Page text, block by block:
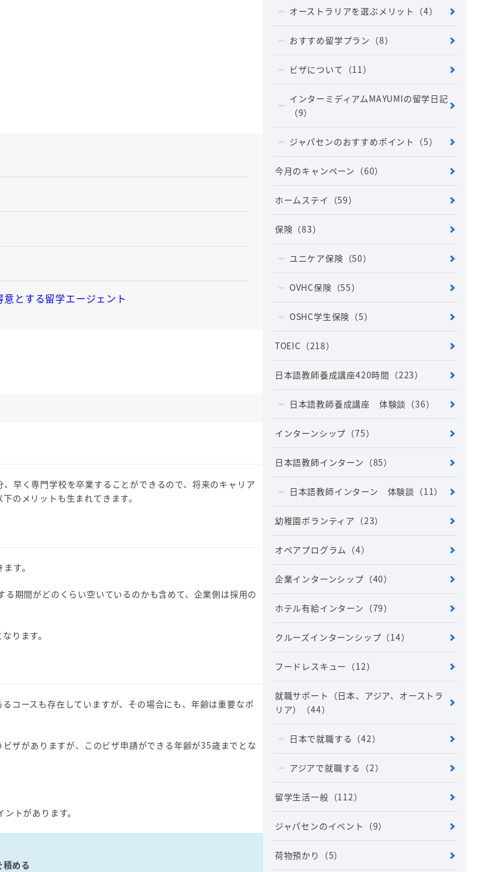
とする留学エージェント
早く専門学校を卒業することができるので、将来のキャリア
のメリットも生まれてきます。
す。
期間がどのくらい空いているのかも含めて、企業側は採用の
ります。
コースも存在していますが、その場合にも、年齢は重要なポ
ビザがありますが、このビザ申請ができる年齢が35歳までとな
トがあります。
積める
オーストラリアを選ぶメリット （4）
おすすめ留学プラン （8）
ビザについて （11）
インターミディアムMAYUMIの留学日記
（9）
ジャパセンのおすすめポイント （5）
今月のキャンペーン （60）
ホームステイ （59）
保険 （83）
ユニケア保険 （50）
OVHC保険 （55）
OSHC学生保険 （5）
TOEIC （218）
日本語教師養成講座420時間 （223）
日本語教師養成講座 体験談 （36）
インターンシップ （75）
日本語教師インターン （85）
日本語教師インターン 体験談 （11）
幼稚園ボランティア （23）
オペアプログラム （4）
企業インターンシップ （40）
ホテル有給インターン （79）
クルーズインターンシップ （14）
フードレスキュー （12）
就職サポート（日本、アジア、オーストラ
リア）
（44）
日本で就職する （42）
アジアで就職する （2）
留学生活一般 （112）
ジャパセンのイベント （9）
荷物預かり （5）